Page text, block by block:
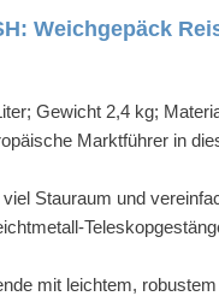
Weichgepäck
Gewicht 2,4 kg;
Marktführer in
Stauraum und
mit leichtem,